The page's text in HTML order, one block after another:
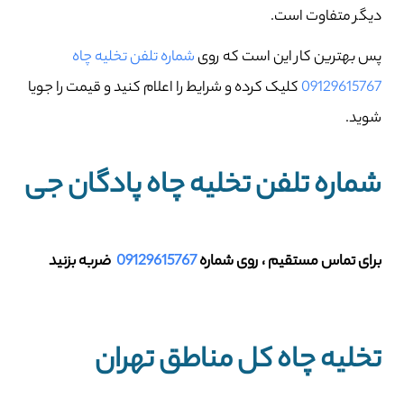
دیگر متفاوت است.
پس بهترین کار این است که رویشماره تلفن تخلیه چاه
09129615767کلیک کرده و شرایط را اعلام کنید و قیمت را جویا
شوید.
شماره تلفن تخلیه چاه پادگان جی
برای تماس مستقیم ، روی شماره09129615767 ضربه بزنید
تخلیه چاه کل مناطق تهران